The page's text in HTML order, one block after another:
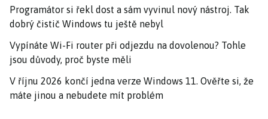
Programátor si řekl dost a sám vyvinul nový nástroj. Tak
dobrý čistič Windows tu ještě nebyl
Vypínáte Wi-Fi router při odjezdu na dovolenou? Tohle
jsou důvody, proč byste měli
V říjnu 2026 končí jedna verze Windows 11. Ověřte si, že
máte jinou a nebudete mít problém